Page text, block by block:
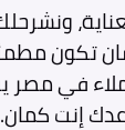
تكون
في مصر
إنت كمان.